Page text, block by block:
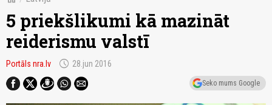
5 priekšlikumi kā mazināt
reiderismu valstī
Portāls nra.lv schedule 28.jun 2016
Seko mums Google